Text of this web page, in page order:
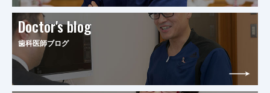
Doctor's blog
歯科医師ブログ